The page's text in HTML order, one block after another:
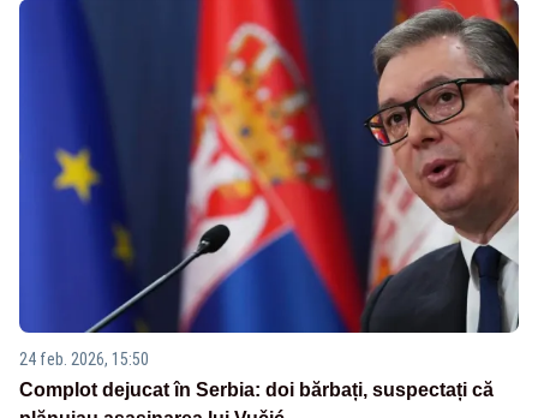
24 feb. 2026, 15:50
Complot dejucat în Serbia: doi bărbați, suspectați că